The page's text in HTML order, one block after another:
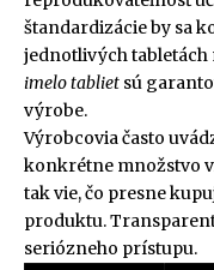
štandardizácie by sa
jednotlivých tabletách
imelo tabliet sú
výrobe.
Výrobcovia často
konkrétne množstvo
tak vie, čo presne
produktu.
seriózneho prístupu.